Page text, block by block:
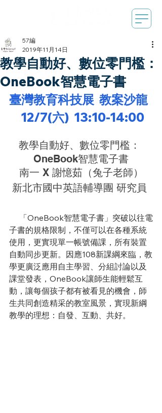
教學自動好、數位零門檻：
OneBook智慧電子書
57編
2019年11月14日
臺灣教育科技展  教案沙龍
  12/7(六)  13:10-14:00
教學自動好、數位零門檻：
OneBook智慧電子書
南一 X 謝憶茹（兔子老師）
新北市國中英語輔導團 研究員
子書的規格限制，不僅可以在各種系統
使用，更實現單一帳號備課，所有裝置
自動同步更新。因應108新課綱來臨，教
學更廣泛應用自主學習、分組討論以及
課堂發表，OneBook讓師生能輕鬆互
動，讓每個孩子都有被看見的機會，師
生共同創造精采的教室風景，實現新綱
教學的理想：自發、互動、共好。